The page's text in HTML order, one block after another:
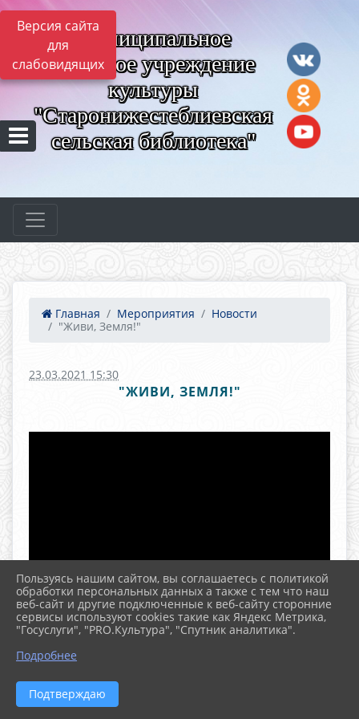
Версия сайта
для
слабовидящих
Муниципальное
казённое учреждение
культуры
"Старонижестеблиевская
сельская библиотека"
Главная Мероприятия
Новости
"Живи, Земля!"
23.03.2021 15:30
"ЖИВИ, ЗЕМЛЯ!"
Пользуясь нашим сайтом, вы соглашаетесь с политикой
обработки персональных данных а также с тем что наш
веб-сайт и другие подключенные к веб-сайту сторонние
сервисы используют cookies такие как Яндекс Метрика,
"Госуслуги", "PRO.Культура", "Спутник аналитика".
Подробнее
Подтверждаю